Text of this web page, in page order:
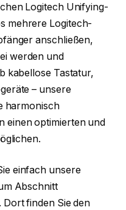
Logitech Unifying-
mehrere Logitech-
anschließen,
werden und
kabellose Tastatur,
– unsere
harmonisch
einen optimierten und
einfach unsere
Abschnitt
Dort finden Sie den